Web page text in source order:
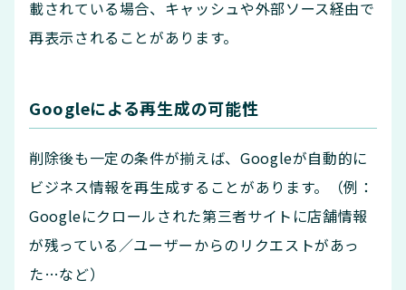
載されている場合、キャッシュや外部ソース経由で
再表示されることがあります。
Googleによる再生成の可能性
削除後も一定の条件が揃えば、Googleが自動的に
ビジネス情報を再生成することがあります。（例：
Googleにクロールされた第三者サイトに店舗情報
が残っている／ユーザーからのリクエストがあっ
た…など）